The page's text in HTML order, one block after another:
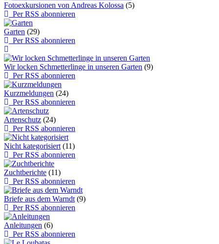
Fotoexkursionen von Andreas Kolossa (5)
Per RSS abonnieren
Garten (29)
Per RSS abonnieren
Wir locken Schmetterlinge in unseren Garten (9)
Per RSS abonnieren
Kurzmeldungen (24)
Per RSS abonnieren
Artenschutz (24)
Per RSS abonnieren
Nicht kategorisiert (11)
Per RSS abonnieren
Zuchtberichte (11)
Per RSS abonnieren
Briefe aus dem Warndt (9)
Per RSS abonnieren
Anleitungen (6)
Per RSS abonnieren